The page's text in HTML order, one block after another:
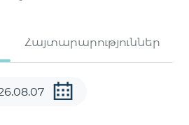
Հայտարարություններ